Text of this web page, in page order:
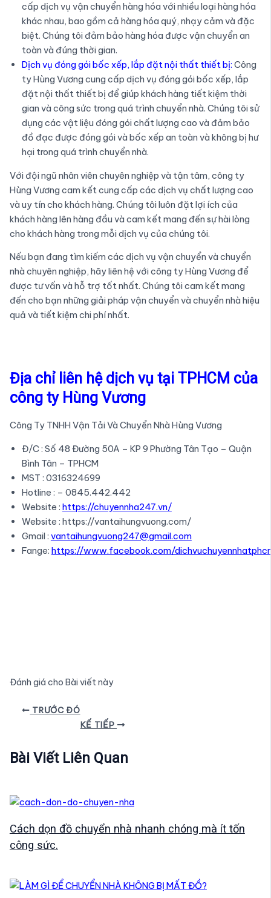
cấp dịch vụ vận chuyển hàng hóa với nhiều loại hàng hóa
khác nhau, bao gồm cả hàng hóa quý, nhạy cảm và đặc
biệt. Chúng tôi đảm bảo hàng hóa được vận chuyển an
toàn và đúng thời gian.
Dịch vụ đóng gói bốc xếp, lắp đặt nội thất thiết bị: Công
ty Hùng Vương cung cấp dịch vụ đóng gói bốc xếp, lắp
đặt nội thất thiết bị để giúp khách hàng tiết kiệm thời
gian và công sức trong quá trình chuyển nhà. Chúng tôi sử
dụng các vật liệu đóng gói chất lượng cao và đảm bảo
đồ đạc được đóng gói và bốc xếp an toàn và không bị hư
hại trong quá trình chuyển nhà.
Với đội ngũ nhân viên chuyên nghiệp và tận tâm, công ty
Hùng Vương cam kết cung cấp các dịch vụ chất lượng cao
và uy tín cho khách hàng. Chúng tôi luôn đặt lợi ích của
khách hàng lên hàng đầu và cam kết mang đến sự hài lòng
cho khách hàng trong mỗi dịch vụ của chúng tôi.
Nếu bạn đang tìm kiếm các dịch vụ vận chuyển và chuyển
nhà chuyên nghiệp, hãy liên hệ với công ty Hùng Vương để
được tư vấn và hỗ trợ tốt nhất. Chúng tôi cam kết mang
đến cho bạn những giải pháp vận chuyển và chuyển nhà hiệu
quả và tiết kiệm chi phí nhất.
Địa chỉ liên hệ dịch vụ tại TPHCM của
công ty Hùng Vương
Công Ty TNHH Vận Tải Và Chuyển Nhà Hùng Vương
Đ/C : Số 48 Đường 50A – KP 9 Phường Tân Tạo – Quận
Bình Tân – TPHCM
MST : 0316324699
Hotline : – 0845.442.442
Website : https://chuyennha247.vn/
Website : https://vantaihungvuong.com/
Gmail : vantaihungvuong247@gmail.com
Fange: https://www.facebook.com/
Đánh giá cho Bài viết này
Điều
viết
TRƯỚC ĐÓ
KẾ TIẾP
Bài Viết Liên Quan
Cách dọn đồ chuyển nhà nhanh chóng mà ít tốn
công sức.